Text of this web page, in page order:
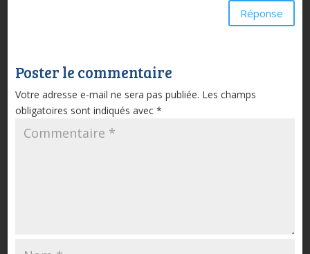
Réponse
Poster le commentaire
Votre adresse e-mail ne sera pas publiée. Les champs
obligatoires sont indiqués avec *